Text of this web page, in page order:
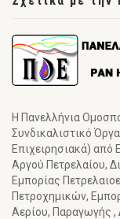
Η Πανελλήνια
Συνδικαλιστικό
Επιχειρησιακά) από
Αργού Πετρελαίου,
Εμπορίας
Πετροχημικών,
Αερίου, Παραγωγής ,